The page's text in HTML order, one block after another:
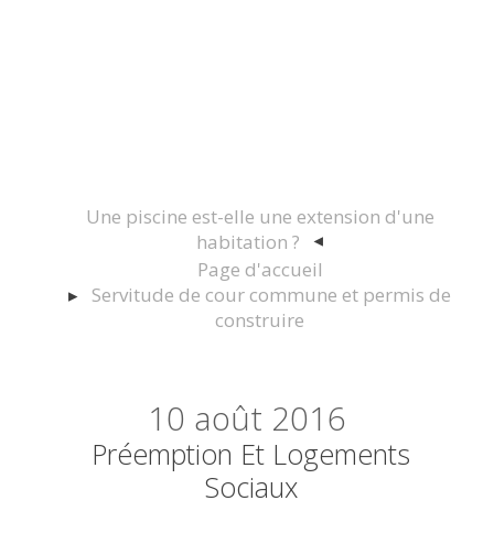
Une piscine est-elle une extension d'une
habitation ?
Page d'accueil
Servitude de cour commune et permis de
construire
10 août 2016
Préemption Et Logements
Sociaux